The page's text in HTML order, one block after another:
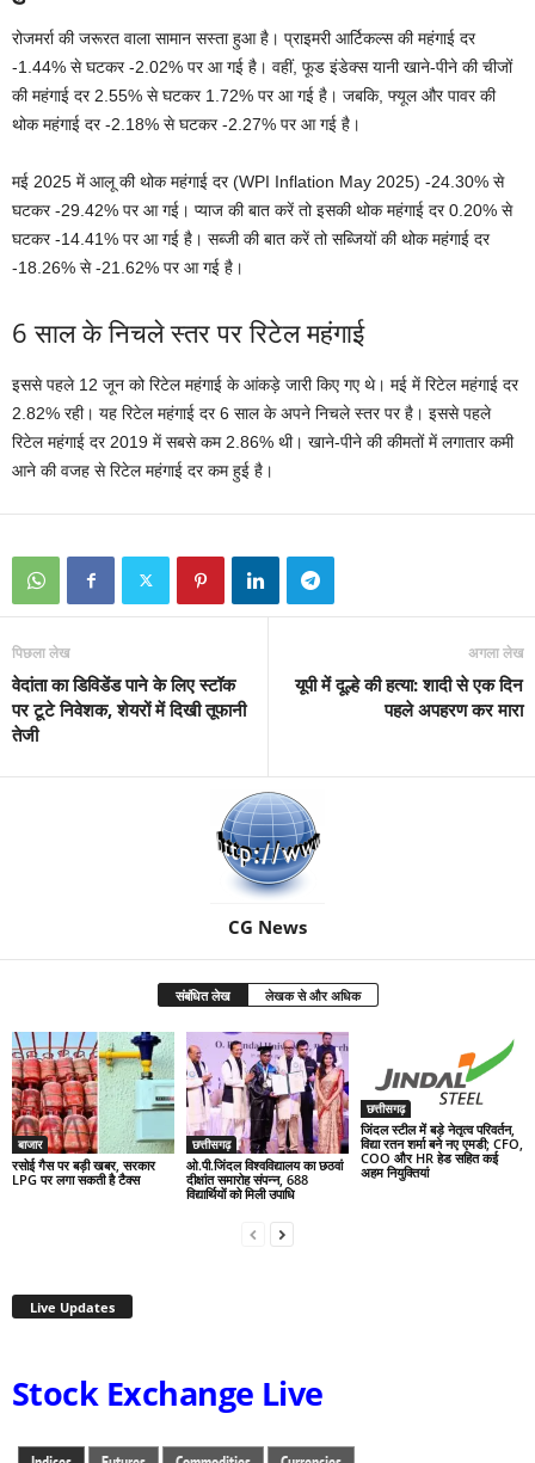
रोजमर्रा की जरूरत वाला सामान सस्ता हुआ है। प्राइमरी आर्टिकल्स की महंगाई दर
-1.44% से घटकर -2.02% पर आ गई है। वहीं, फूड इंडेक्स यानी खाने-पीने की चीजों
की महंगाई दर 2.55% से घटकर 1.72% पर आ गई है। जबकि, फ्यूल और पावर की
थोक महंगाई दर -2.18% से घटकर -2.27% पर आ गई है।
मई 2025 में आलू की थोक महंगाई दर (WPI Inflation May 2025) -24.30% से
घटकर -29.42% पर आ गई। प्याज की बात करें तो इसकी थोक महंगाई दर 0.20% से
घटकर -14.41% पर आ गई है। सब्जी की बात करें तो सब्जियों की थोक महंगाई दर
-18.26% से -21.62% पर आ गई है।
6 साल के निचले स्तर पर रिटेल महंगाई
इससे पहले 12 जून को रिटेल महंगाई के आंकड़े जारी किए गए थे। मई में रिटेल महंगाई दर
2.82% रही। यह रिटेल महंगाई दर 6 साल के अपने निचले स्तर पर है। इससे पहले
रिटेल महंगाई दर 2019 में सबसे कम 2.86% थी। खाने-पीने की कीमतों में लगातार कमी
आने की वजह से रिटेल महंगाई दर कम हुई है।
पिछला लेख
वेदांता का डिविडेंड पाने के लिए स्टॉक
पर टूटे निवेशक, शेयरों में दिखी तूफानी
तेजी
अगला लेख
यूपी में दूल्हे की हत्या: शादी से एक दिन
पहले अपहरण कर मारा
CG News
संबंधित लेख लेखक से और अधिक
बाजार
रसोई गैस पर बड़ी खबर, सरकार
LPG पर लगा सकती है टैक्स
छत्तीसगढ़
ओ.पी.जिंदल विश्वविद्यालय का छठवां
दीक्षांत समारोह संपन्न, 688
विद्यार्थियों को मिली उपाधि
छत्तीसगढ़
जिंदल स्टील में बड़े नेतृत्व परिवर्तन,
विद्या रतन शर्मा बने नए एमडी; CFO,
COO और HR हेड सहित कई
अहम नियुक्तियां
Live Updates
Stock Exchange Live